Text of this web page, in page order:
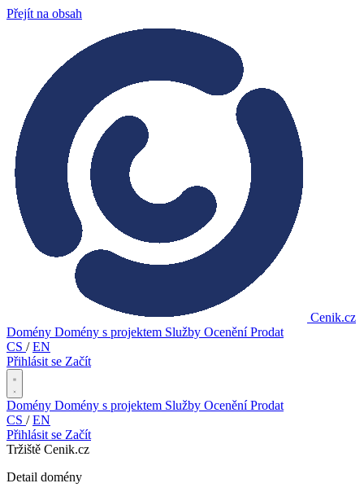
Přejít na obsah
Cenik.cz
Domény Domény s projektem Služby OceněníProdat
CS / EN
Přihlásit se Začít
Domény Domény s projektem Služby OceněníProdat
CS / EN
Přihlásit se Začít
Tržiště Cenik.cz
Detail domény